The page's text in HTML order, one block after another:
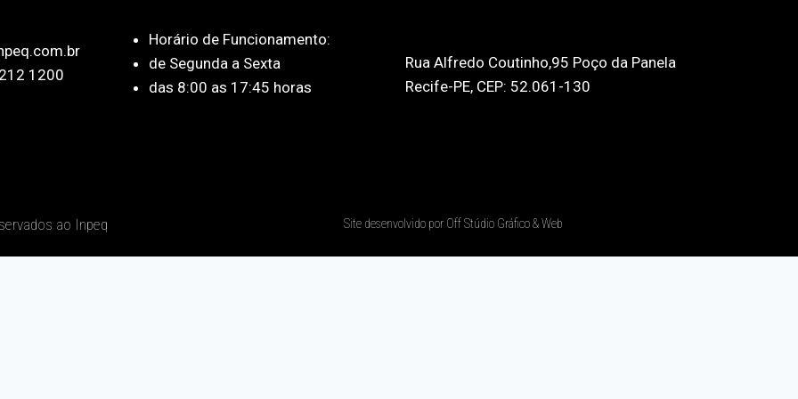
1200
Horário de Funcionamento:
de Segunda a Sexta
das 8:00 as 17:45 horas
Rua Alfredo Coutinho,95 Poço da Panela
Recife-PE, CEP: 52.061-130
ao Inpeq Site desenvolvido por Off Stúdio Gráfico & Web